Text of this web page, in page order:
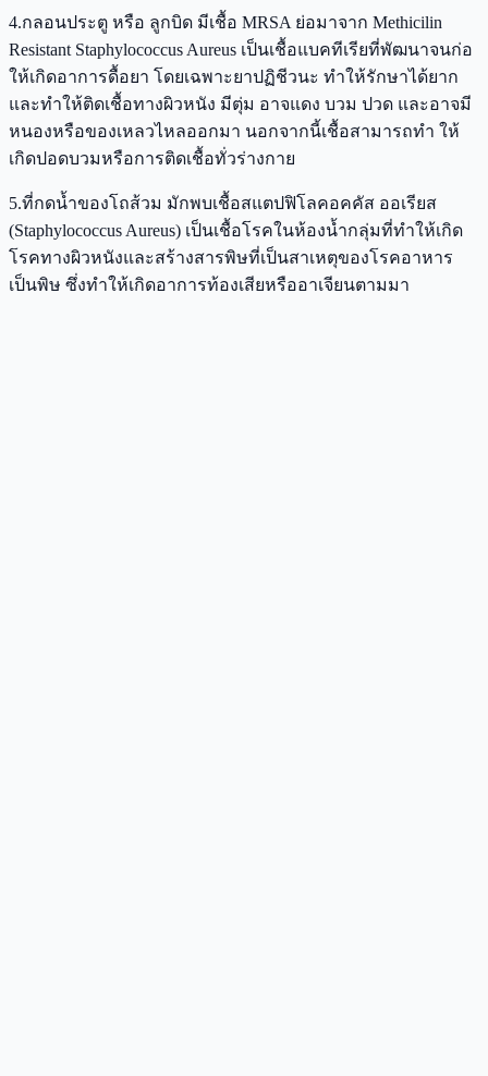
4.กลอนประตู หรือ ลูกบิด มีเชื้อ MRSA ย่อมาจาก Methicilin
Resistant Staphylococcus Aureus เป็นเชื้อแบคทีเรียที่พัฒนาจนก่อ
ให้เกิดอาการดื้อยา โดยเฉพาะยาปฏิชีวนะ ทำให้รักษาได้ยาก
และทำให้ติดเชื้อทางผิวหนัง มีตุ่ม อาจแดง บวม ปวด และอาจมี
หนองหรือของเหลวไหลออกมา นอกจากนี้เชื้อสามารถทำ ให้
เกิดปอดบวมหรือการติดเชื้อทั่วร่างกาย
5.ที่กดน้ำของโถส้วม มักพบเชื้อสแตปฟิโลคอคคัส ออเรียส
(Staphylococcus Aureus) เป็นเชื้อโรคในห้องน้ำกลุ่มที่ทำให้เกิด
โรคทางผิวหนังและสร้างสารพิษที่เป็นสาเหตุของโรคอาหาร
เป็นพิษ ซึ่งทำให้เกิดอาการท้องเสียหรืออาเจียนตามมา